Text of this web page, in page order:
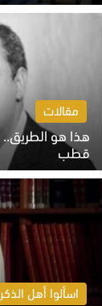
الخميس 6 أغسطس 2026 10:27 ص
مقالات
هذا هو
قطب
الخميس 6 أغسطس 2026 10:52 ص
اسألوا أهل الذكر